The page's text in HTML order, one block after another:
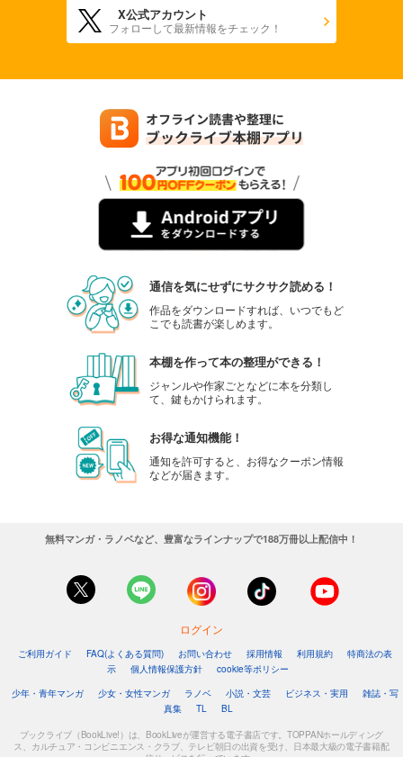
X公式アカウント
フォローして最新情報をチェック！
通信を気にせずにサクサク読める！
作品をダウンロードすれば、いつでもど
こでも読書が楽しめます。
本棚を作って本の整理ができる！
ジャンルや作家ごとなどに本を分類し
て、鍵もかけられます。
お得な通知機能！
通知を許可すると、お得なクーポン情報
などが届きます。
無料マンガ・ラノベなど、豊富なラインナップで188万冊以上配信中！
ログイン
ご利用ガイド FAQ(よくある質問) お問い合わせ 採用情報 利用規約
特商法の表
示
個人情報保護方針
cookie等ポリシー
少年・青年マンガ
少女・女性マンガ ラノベ 小説・文芸 ビジネス・実用
雑誌・写
真集
TL BL
ブックライブ（BookLive!）は、BookLiveが運営する電子書店です。TOPPANホールディング
ス、カルチュア・コンビニエンス・クラブ、テレビ朝日の出資を受け、日本最大級の電子書籍配